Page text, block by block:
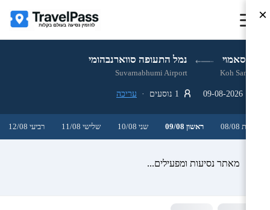
קו סאמוי נמל התעופה סווארנבהומי
Koh Samui
Suvarnabhumi Airport
עריכה
שבת 08/08 ראשון 09/08 שני 10/08 שלישי 11/08 רביעי 12/08
מאתר נסיעות ומפעילים...
×